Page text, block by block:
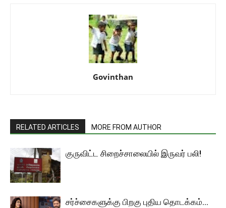
Govinthan
RELATED ARTICLES MORE FROM AUTHOR
குருவிட்ட சிறைச்சாலையில் இருவர் பலி!
சர்ச்சைகளுக்கு பிறகு புதிய தொடக்கம்…